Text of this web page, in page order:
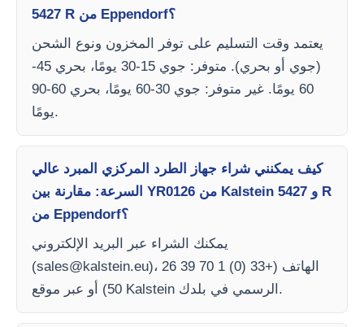
5427 R من Eppendorf؟
يعتمد وقت التسليم على توفر المخزون ونوع الشحن
(جوي أو بحري). متوفر: جوي 15-30 يومًا، بحري 45-
60 يومًا. غير متوفر: جوي 30-60 يومًا، بحري 60-90
يومًا.
كيف يمكنني شراء جهاز الطرد المركزي المبرد عالي
السرعة: مقارنة بين YR0126 من Kalstein و 5427 R
من Eppendorf؟
يمكنك الشراء عبر البريد الإلكتروني
(sales@kalstein.eu)، الهاتف (+33 (0) 1 70 39 26
50) أو عبر موقع Kalstein الرسمي في بلدك.